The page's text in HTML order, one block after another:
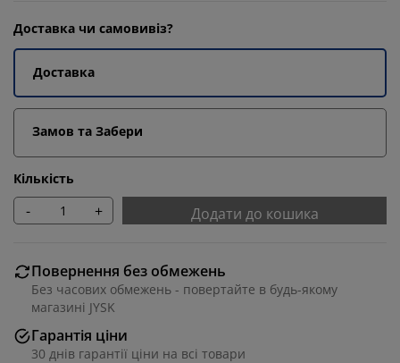
Доставка чи самовивіз?
Доставка
Замов та Забери
Кількість
- + Додати до кошика
Повернення без обмежень
Без часових обмежень - повертайте в будь-якому
магазині JYSK
Гарантія ціни
30 днів гарантії ціни на всі товари